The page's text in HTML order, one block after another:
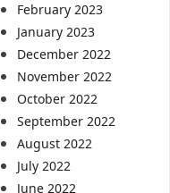
February 2023
January 2023
December 2022
November 2022
October 2022
September 2022
August 2022
July 2022
June 2022